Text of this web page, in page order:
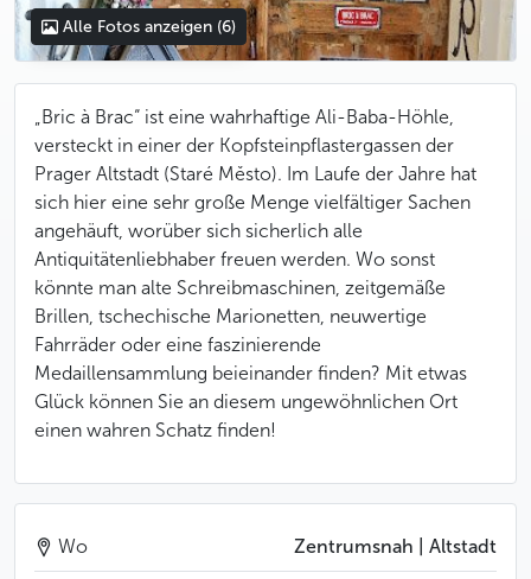
Alle Fotos anzeigen (6)
„Bric à Brac“ ist eine wahrhaftige Ali-Baba-Höhle,
versteckt in einer der Kopfsteinpflastergassen der
Prager Altstadt (Staré Město). Im Laufe der Jahre hat
sich hier eine sehr große Menge vielfältiger Sachen
angehäuft, worüber sich sicherlich alle
Antiquitätenliebhaber freuen werden. Wo sonst
könnte man alte Schreibmaschinen, zeitgemäße
Brillen, tschechische Marionetten, neuwertige
Fahrräder oder eine faszinierende
Medaillensammlung beieinander finden? Mit etwas
Glück können Sie an diesem ungewöhnlichen Ort
einen wahren Schatz finden!
Wo Zentrumsnah | Altstadt